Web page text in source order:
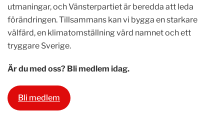
utmaningar, och Vänsterpartiet är beredda att leda
förändringen. Tillsammans kan vi bygga en starkare
välfärd, en klimatomställning värd namnet och ett
tryggare Sverige.
Är du med oss? Bli medlem idag.
Bli medlem